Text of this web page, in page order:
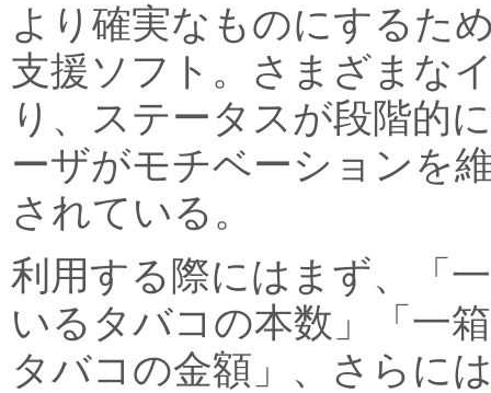
より確実なものにするた
支援ソフト。さまざまな
り、ステータスが段階的
ーザがモチベーションを
されている。
利用する際にはまず、「
いるタバコの本数」「一
タバコの金額」、さらに